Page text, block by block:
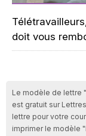
doit vous
Le modèle de lettre
est gratuit sur
lettre pour votre
imprimer le modèle